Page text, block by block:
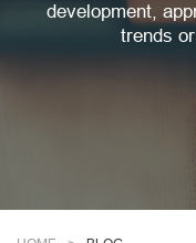
development,
trends